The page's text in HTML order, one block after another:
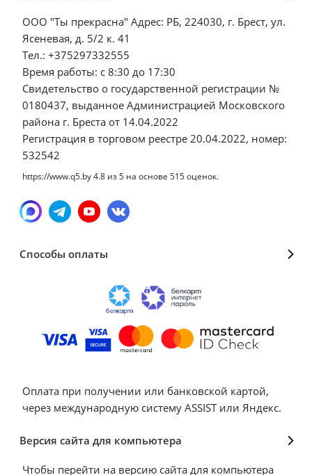
ООО "Ты прекрасна" Адрес: РБ, 224030, г. Брест, ул.
Ясеневая, д. 5/2 к. 41
Тел.: +375297332555
Время работы: с 8:30 до 17:30
Свидетельство о государственной регистрации №
0180437, выданное Администрацией Московского
района г. Бреста от 14.04.2022
Регистрация в торговом реестре 20.04.2022, номер:
532542
https://www.q5.by4.8 из5 на основе 515оценок.
Способы оплаты
Оплата при получении или банковской картой,
через международную систему ASSIST или Яндекс.
Версия сайта для компьютера
Чтобы перейти на версию сайта для компьютера